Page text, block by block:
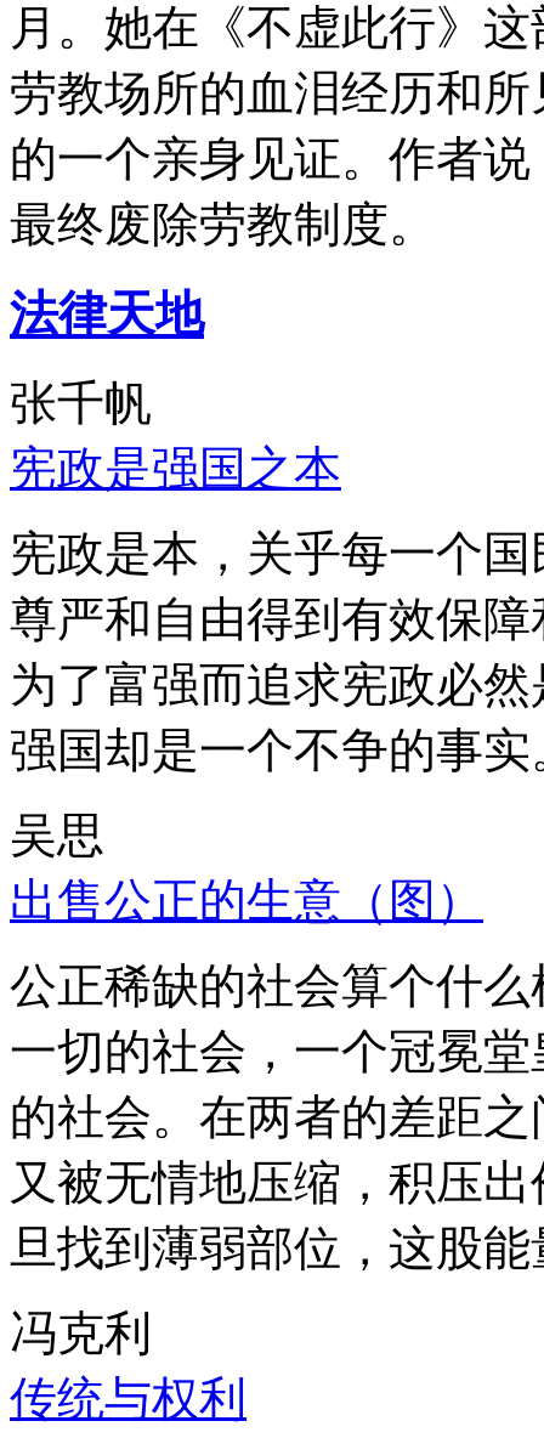
月。她在《不虚此行》
劳教场所的血泪经历和
的一个亲身见证。作者
最终废除劳教制度。
法律天地
张千帆
宪政是强国之本
宪政是本，关乎每一个
尊严和自由得到有效保
为了富强而追求宪政必
强国却是一个不争的事实
吴思
出售公正的生意（图）
公正稀缺的社会算个什
一切的社会，一个冠冕
的社会。在两者的差距
又被无情地压缩，积压
旦找到薄弱部位，这股
冯克利
传统与权利